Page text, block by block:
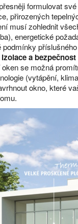
formulovat
přirozených
musí zohlednit
energetické
a bezpečnost
se možná
(vytápění,
okno, které